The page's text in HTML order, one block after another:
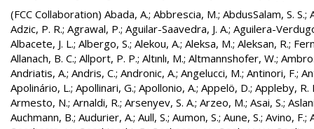
(FCC Collaboration) Abada, A.; Abbrescia, M.; AbdusSalam, S. S.;
Adzic, P. R.; Agrawal, P.; Aguilar-Saavedra, J. A.; Aguilera-
Albacete, J. L.; Albergo, S.; Alekou, A.; Aleksa, M.; Aleksan, R.;
Allanach, B. C.; Allport, P. P.; Altınlı, M.; Altmannshofer, W.;
Andriatis, A.; Andris, C.; Andronic, A.; Angelucci, M.; Antinori, F.;
Apolinário, L.; Apollinari, G.; Apollonio, A.; Appelö, D.; Appleby, R.
Armesto, N.; Arnaldi, R.; Arsenyev, S. A.; Arzeo, M.; Asai, S.;
Auchmann, B.; Audurier, A.; Aull, S.; Aumon, S.; Aune, S.; Avino, F.;